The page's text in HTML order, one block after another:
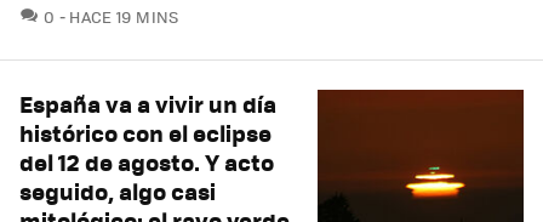
0 COMENTARIOS
HACE 19 MINS
España va a vivir un día
histórico con el eclipse
del 12 de agosto. Y acto
seguido, algo casi